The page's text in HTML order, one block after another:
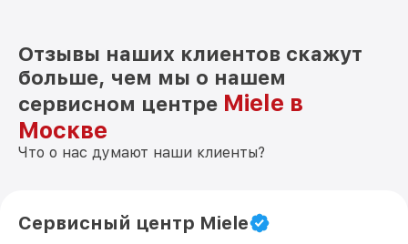
Отзывы наших клиентов скажут
больше, чем мы о нашем
сервисном центре Miele в
Москве
Что о нас думают наши клиенты?
Сервисный центр Miele